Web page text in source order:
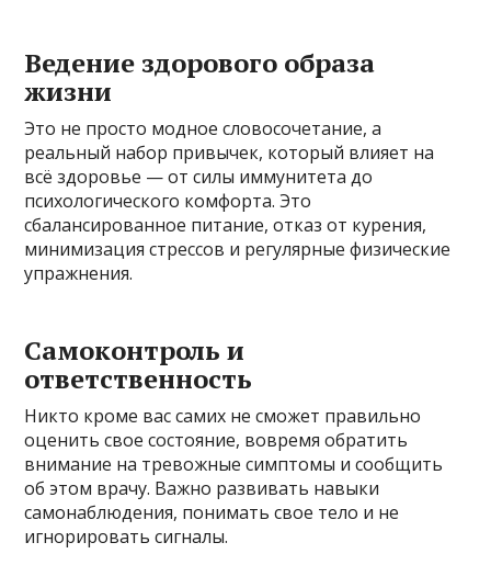
Ведение здорового образа
жизни
Это не просто модное словосочетание, а
реальный набор привычек, который влияет на
всё здоровье — от силы иммунитета до
психологического комфорта. Это
сбалансированное питание, отказ от курения,
минимизация стрессов и регулярные физические
упражнения.
Самоконтроль и
ответственность
Никто кроме вас самих не сможет правильно
оценить свое состояние, вовремя обратить
внимание на тревожные симптомы и сообщить
об этом врачу. Важно развивать навыки
самонаблюдения, понимать свое тело и не
игнорировать сигналы.